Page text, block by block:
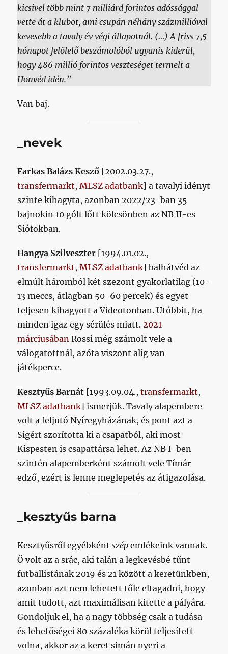
kicsivel több mint 7 milliárd forintos adóssággal
vette át a klubot, ami csupán néhány százmillióval
kevesebb a tavaly év végi állapotnál. (…) A friss 7,5
hónapot felölelő beszámolóból ugyanis kiderül,
hogy 486 millió forintos veszteséget termelt a
Honvéd idén.”
Van baj.
_nevek
Farkas Balázs Kesző [2002.03.27.,
transfermarkt,MLSZ adatbank] a tavalyi idényt
szinte kihagyta, azonban 2022/23-ban 35
bajnokin 10 gólt lőtt kölcsönben az NB II-es
Siófokban.
Hangya Szilveszter [1994.01.02.,
transfermarkt,MLSZ adatbank] balhátvéd az
elmúlt háromból két szezont gyakorlatilag (10-
13 meccs, átlagban 50-60 percek) és egyet
teljesen kihagyott a Videotonban. Utóbbit, ha
minden igaz egy sérülés miatt.2021
márciusában Rossi még számolt vele a
válogatottnál, azóta viszont alig van
játékperce.
Kesztyűs Barnát [1993.09.04.,transfermarkt,
MLSZ adatbank] ismerjük. Tavaly alapembere
volt a feljutó Nyíregyházának, és pont azt a
Sigért szorította ki a csapatból, aki most
Kispesten is csapattársa lehet. Az NB I-ben
szintén alapemberként számolt vele Tímár
edző, ezért is lenne meglepetés az átigazolása.
_kesztyűs barna
Kesztyűsről egyébkéntszép emlékeink vannak.
Ő volt az a srác, aki talán a legkevésbé tűnt
futballistának 2019 és 21 között a keretünkben,
azonban azt nem lehetett tőle eltagadni, hogy
amit tudott, azt maximálisan kitette a pályára.
Gondoljuk el, ha a nagy többség csak a tudása
és lehetőségei 80 százaléka körül teljesített
volna, akkor az a keret simán nyeri a